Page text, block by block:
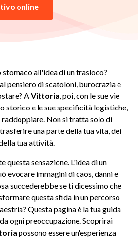
online
stomaco all'idea di un trasloco?
pensiero di scatoloni, burocrazia e
AVittoria, poi, con le sue vie
storico e le sue specificità logistiche,
raddoppiare. Non si tratta solo di
una parte della tua vita, dei
tua attività.
questa sensazione. L'idea di un
evocare immagini di caos, danni e
succederebbe se ti dicessimo che
questa sfida in un percorso
Questa pagina è la tua guida
ogni preoccupazione. Scoprirai
possono essere un'esperienza